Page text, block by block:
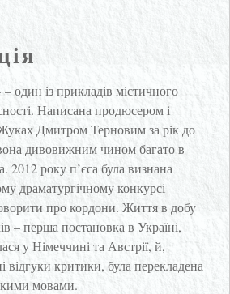
– один із прикладів містичного
Написана продюсером і
Дмитром Терновим за рік до
дивовижним чином багато в
2012 року п’єса була визнана
драматургічному конкурсі
про кордони. Життя в добу
– перша постановка в Україні,
у Німеччині та Австрії, й,
відгуки критики, була перекладена
мовами.